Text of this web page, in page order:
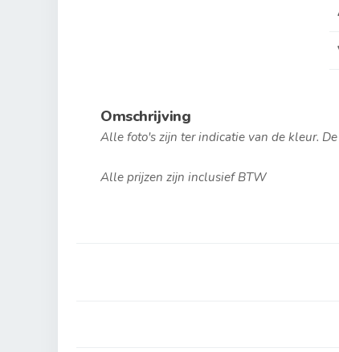
Omschrijving
Alle foto's zijn ter indicatie van de kleur.
Alle prijzen zijn inclusief BTW